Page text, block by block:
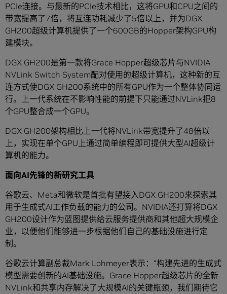
PCIe连接。与最新的PCIe技术相比，这将GPU和CPU之间的
带宽提高了7倍，将互连功耗减少了5倍以上，并为DGX
GH200超级计算机提供了一个600GB的Hopper架构GPU构
建模块。
DGX GH200是第一款将Grace Hopper超级芯片与NVIDIA
NVLink Switch System配对使用的超级计算机，这种新的互
连方式使DGX GH200系统中的所有GPU作为一个整体协同运
行。上一代系统在不影响性能的前提下只能通过NVLink把8
个GPU整合成一个GPU。
DGX GH200架构相比上一代将NVLink带宽提升了48倍以
上，实现在单个GPU上通过简单编程即可提供大型AI超级计
算机的能力。
面向AI先锋的新研究工具
谷歌云、Meta和微软是首批有望接入DGX GH200来探索其
用于生成式AI工作负载的能力的公司。NVIDIA还打算将DGX
GH200设计作为蓝图提供给云服务提供商和其他超大规模企
业，以便他们能够进一步根据他们自己的基础设施进行定
制。
谷歌云计算副总裁Mark Lohmeyer表示：“构建先进的生成式
模型需要创新的AI基础设施。Grace Hopper超级芯片的全新
NVLink和共享内存解决了大规模AI的关键瓶颈，我们期待它